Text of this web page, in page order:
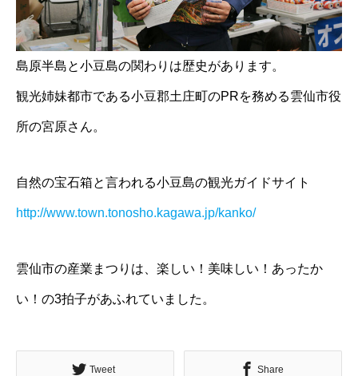
島原半島と小豆島の関わりは歴史があります。
観光姉妹都市である小豆郡土庄町のPRを務める雲仙市役
所の宮原さん。
自然の宝石箱と言われる小豆島の観光ガイドサイト
http://www.town.tonosho.kagawa.jp/kanko/
雲仙市の産業まつりは、楽しい！美味しい！あったか
い！の3拍子があふれていました。
Tweet Share